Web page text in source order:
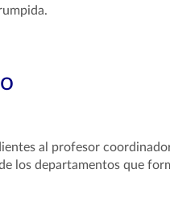
al profesor
los departamentos que